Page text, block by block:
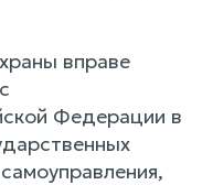
вправе
Федерации в